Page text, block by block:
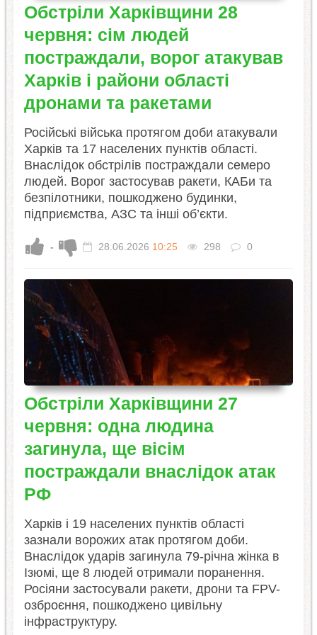
Обстріли Харківщини 28
червня: сім людей
постраждали, ворог атакував
Харків і райони області
дронами та ракетами
Російські війська протягом доби атакували
Харків та 17 населених пунктів області.
Внаслідок обстрілів постраждали семеро
людей. Ворог застосував ракети, КАБи та
безпілотники, пошкоджено будинки,
підприємства, АЗС та інші об’єкти.
- 28.06.2026 10:25 298 0
Обстріли Харківщини 27
червня: одна людина
загинула, ще вісім
постраждали внаслідок атак
РФ
Харків і 19 населених пунктів області
зазнали ворожих атак протягом доби.
Внаслідок ударів загинула 79-річна жінка в
Ізюмі, ще 8 людей отримали поранення.
Росіяни застосували ракети, дрони та FPV-
озброєння, пошкоджено цивільну
інфраструктуру.